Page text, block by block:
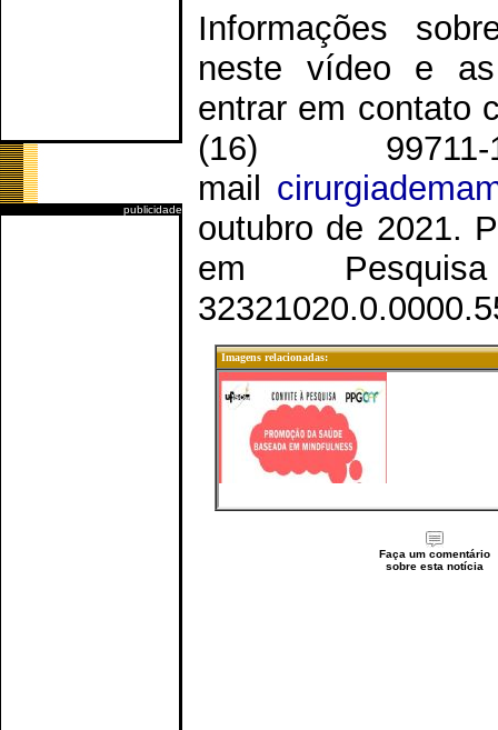
publicidade
Informações
neste vídeo e as
entrar em contato
(16)
mail
outubro de 2021.
em
Imagens relacionadas:
Faça um comentário
sobre esta notícia